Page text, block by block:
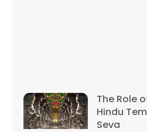
The Role
Hindu
Seva